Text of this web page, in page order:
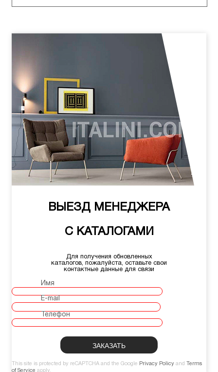
ВЫЕЗД МЕНЕДЖЕРА
С КАТАЛОГАМИ
Для получения обновленных
каталогов, пожалуйста, оставьте свои
контактные данные для связи
Имя
E-mail
Телефон
This site is protected by reCAPTCHA and the Google Privacy Policy and
Terms
of Service apply.